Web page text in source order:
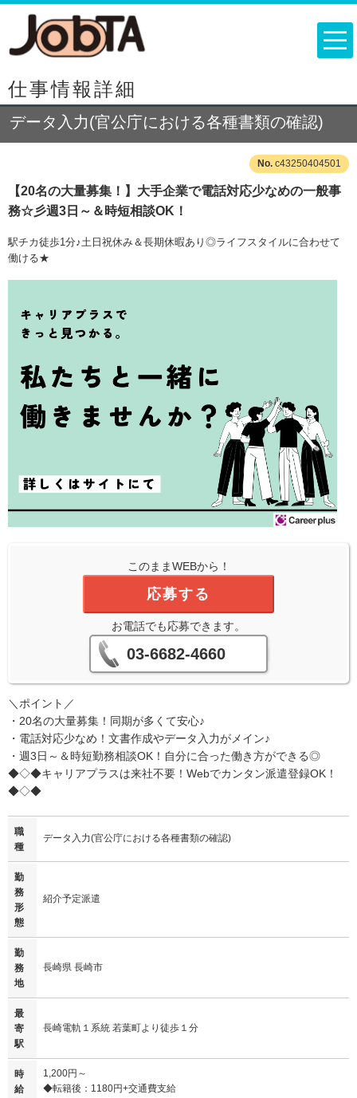
仕事情報詳細
データ入力(官公庁における各種書類の確認)
c43250404501
【20名の大量募集！】大手企業で電話対応少なめの一般事
務☆彡週3日～＆時短相談OK！
駅チカ徒歩1分♪土日祝休み＆長期休暇あり◎ライフスタイルに合わせて
働ける★
このままWEBから！
応募する
お電話でも応募できます。
03-6682-4660
＼ポイント／
・20名の大量募集！同期が多くて安心♪
・電話対応少なめ！文書作成やデータ入力がメイン♪
・週3日～＆時短勤務相談OK！自分に合った働き方ができる◎
◆◇◆キャリアプラスは来社不要！Webでカンタン派遣登録OK！
◆◇◆
職
種
データ入力(官公庁における各種書類の確認)
勤
務
形
態
紹介予定派遣
勤
務
地
長崎県 長崎市
最
寄
駅
長崎電軌１系統 若葉町より徒歩１分
時
給
1,200円～
◆転籍後：1180円+交通費支給